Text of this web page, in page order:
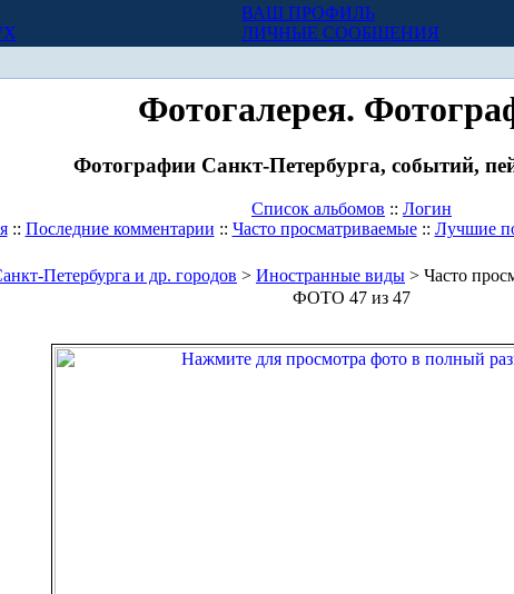
ВАШ ПРОФИЛЬ
ЛИЧНЫЕ СООБЩЕНИЯ
Фотогалерея.
Фотографии Санкт-Петербурга, событий,
Список альбомов :: Логин
:: Последние комментарии :: Часто просматриваемые:: Лучшие
Петербурга и др. городов > Иностранные виды > Часто
ФОТО 47 из 47